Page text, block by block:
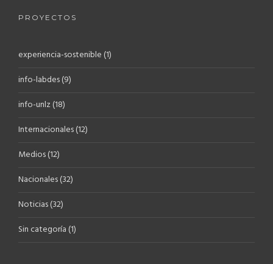
PROYECTOS
experiencia-sostenible (1)
info-labdes(9)
info-unlz(18)
Internacionales(12)
Medios(12)
Nacionales(32)
Noticias(32)
Sin categoría (1)